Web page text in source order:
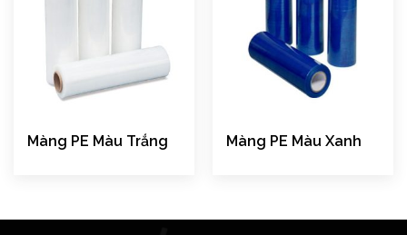
Màng PE Màu Trắng Màng PE Màu Xanh